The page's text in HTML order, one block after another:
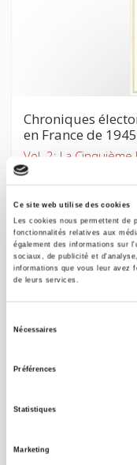
Ce site web utilise des cookies
Les cookies nous permettent de
fonctionnalités relatives aux
également des informations sur
sociaux, de publicité et
informations que vous leur avez
de leurs services.
Nécessaires
Préférences
Statistiques
Marketing
Chroniques
en France de
Vol. 2: La
François Goguel
Chroniques
en France de
François Goguel